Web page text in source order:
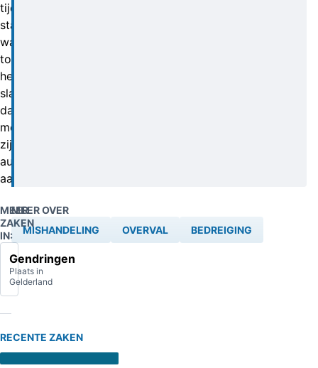
tijd
staan
wachten
totdat
het
slachtoffer
daar
met
zijn
auto
aankwam.
MEER
ZAKEN
IN:
Gendringen
Plaats in
Gelderland
MEER OVER
MISHANDELING
OVERVAL BEDREIGING
RECENTE ZAKEN